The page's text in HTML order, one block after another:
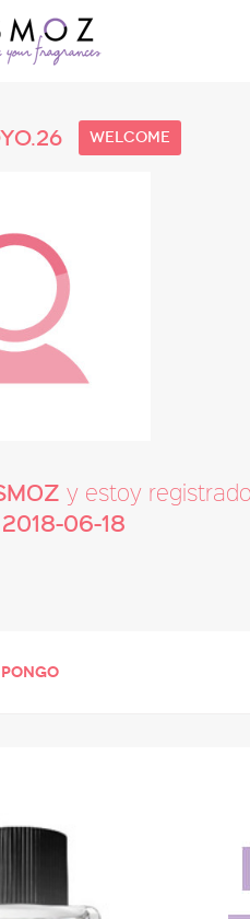
welcome
y estoy
2018-06-18